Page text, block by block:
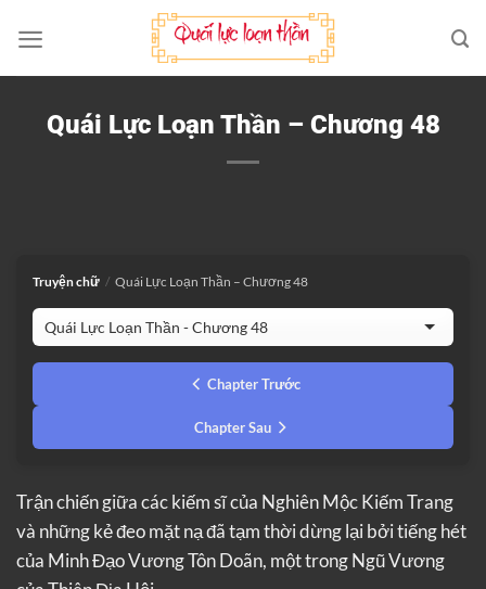
qua
nội
Quái Lực Loạn Thần – Chương 48
Truyện chữ / Quái Lực Loạn Thần – Chương 48
Chapter Trước
Chapter Sau
Trận chiến giữa các kiếm sĩ của Nghiên Mộc Kiếm Trang
và những kẻ đeo mặt nạ đã tạm thời dừng lại bởi tiếng hét
của Minh Đạo Vương Tôn Doãn, một trong Ngũ Vương